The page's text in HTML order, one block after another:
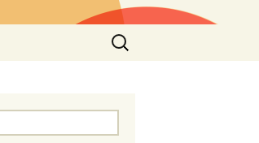
搜
尋
字: